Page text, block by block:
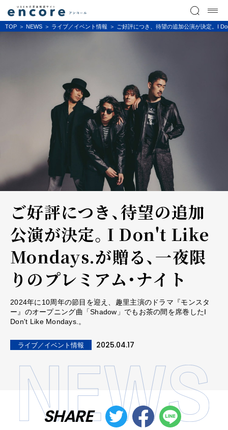
TOP NEWS ライブ／イベント情報 ご好評につき、待望の追加公演が決定。I
ご好評につき、待望の追加
公演が決定。I Don't Like
Mondays.が贈る、一夜限
りのプレミアム・ナイト
2024年に10周年の節目を迎え、趣里主演のドラマ『モンスタ
ー』のオープニング曲「Shadow」でもお茶の間を席巻したI
Don't Like Mondays.。
ライブ／イベント情報 2025.04.17
SHARE